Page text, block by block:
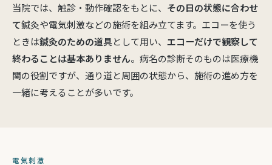
当院では、触診・動作確認をもとに、 その日の状態に合わせ
て鍼灸や電気刺激などの施術を組み立てます。エコーを使う
ときは鍼灸のための道具として用い、 エコーだけで観察して
終わることは基本ありません。病名の診断そのものは医療機
関の役割ですが、通り道と周囲の状態から、施術の進め方を
一緒に考えることが多いです。
電気刺激